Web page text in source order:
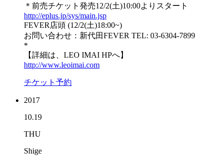
＊前売チケット発売12/2(土)10:00よりスタート
http://eplus.jp/sys/main.jsp
FEVER店頭 (12/2(土)18:00~)
お問い合わせ：新代田FEVER TEL: 03-6304-7899
*
【詳細は、LEO IMAI HPへ】
http://www.leoimai.com
チケット予約
2017
10.19
THU
Shige